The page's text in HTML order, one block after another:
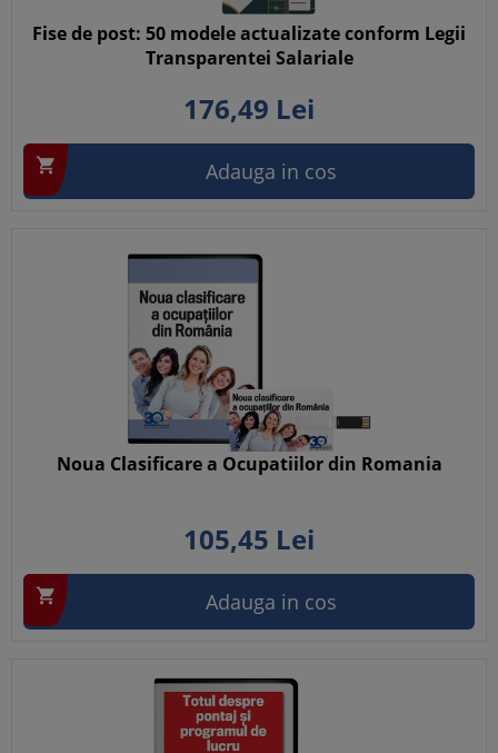
Fise de post: 50 modele actualizate conform Legii
Transparentei Salariale
176,49 Lei
 Adauga in cos
Noua Clasificare a Ocupatiilor din Romania
105,45 Lei
 Adauga in cos